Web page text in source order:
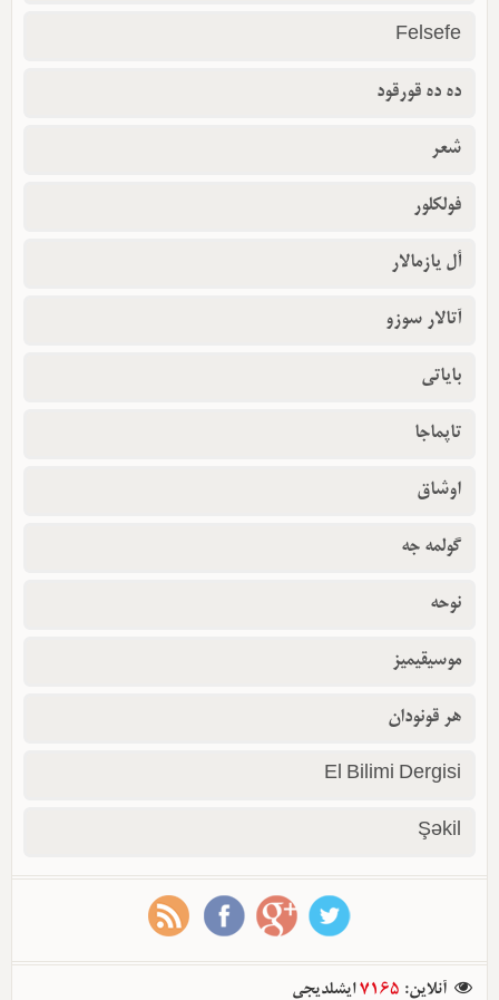
Felsefe
ده ده قورقود
شعر
فولکلور
أل یازمالار
آتالار سوزو
بایاتی
تاپماجا
اوشاق
گولمه جه
نوحه
موسیقیمیز
هر قونودان
El Bilimi Dergisi
Şəkil
آنلاین:
7165ایشلدیجی